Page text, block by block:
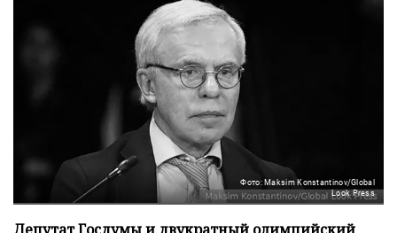
Фото: Maksim Konstantinov/Global
Look Press